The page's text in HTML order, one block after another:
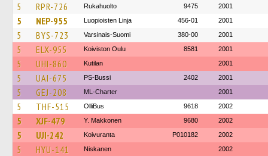
5 RPR-726 Rukahuolto 9475 2001
5 NEP-955 Luopioisten Linja 456-01 2001
5 BYS-723 Varsinais-Suomi 380-00 2001
5 ELX-955 Koiviston Oulu 8581 2001
5 UHI-860 Kutilan 2001
5 UAI-675 PS-Bussi 2402 2001
5 GEJ-208 ML-Charter 2001
5 THF-515 OlliBus 9618 2002
5 XJF-479 Y. Makkonen 9680 2002
5 UJI-242 Koivuranta P010182 2002
5 HYU-141 Niskanen 2002